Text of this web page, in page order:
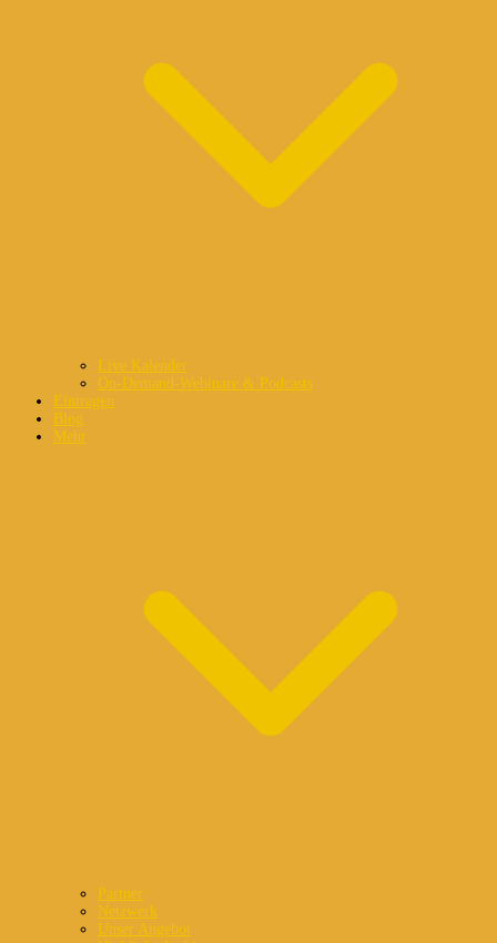
Live Kalender
On-Demand-Webinare & Podcasts
Eintragen
Blog
Mehr
Partner
Netzwerk
Unser Angebot